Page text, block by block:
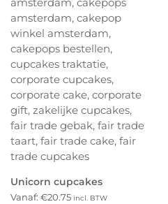
Unicorn cupcakes
Vanaf: €20.75 incl. BTW